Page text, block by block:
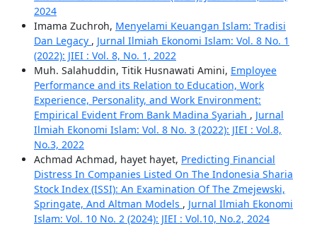
2024
Imama Zuchroh, Menyelami Keuangan Islam: Tradisi
Dan Legacy , Jurnal Ilmiah Ekonomi Islam: Vol. 8 No. 1
(2022): JIEI : Vol. 8, No. 1, 2022
Muh. Salahuddin, Titik Husnawati Amini, Employee
Performance and its Relation to Education, Work
Experience, Personality, and Work Environment:
Empirical Evident From Bank Madina Syariah , Jurnal
Ilmiah Ekonomi Islam: Vol. 8 No. 3 (2022): JIEI : Vol.8,
No.3, 2022
Achmad Achmad, hayet hayet, Predicting Financial
Distress In Companies Listed On The Indonesia Sharia
Stock Index (ISSI): An Examination Of The Zmejewski,
Springate, And Altman Models , Jurnal Ilmiah Ekonomi
Islam: Vol. 10 No. 2 (2024): JIEI : Vol.10, No.2, 2024